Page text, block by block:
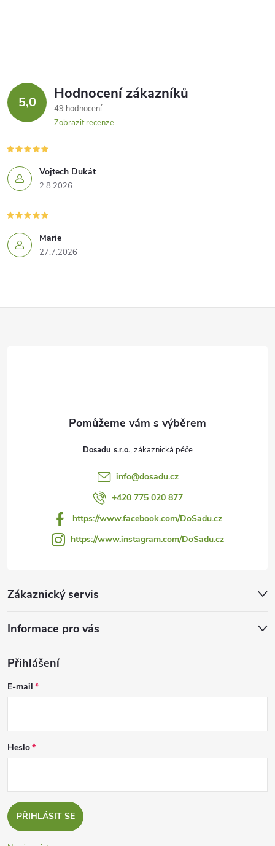
5,0 Hodnocení zákazníků
49 hodnocení
Zobrazit recenze
Vojtech Dukát
2.8.2026
Marie
27.7.2026
Zákaznický servis
Informace pro vás
Dosadu s.r.o.
info@dosadu.cz
+420 775 020 877
https://www.facebook.com/DoSadu.cz
https://www.instagram.com/DoSadu.cz
Přihlášení
E-mail
Heslo
PŘIHLÁSIT SE